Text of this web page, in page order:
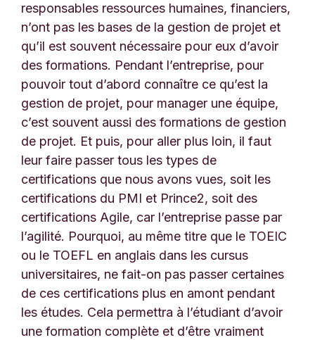
responsables ressources humaines, financiers,
n’ont pas les bases de la gestion de projet et
qu’il est souvent nécessaire pour eux d’avoir
des formations. Pendant l’entreprise, pour
pouvoir tout d’abord connaître ce qu’est la
gestion de projet, pour manager une équipe,
c’est souvent aussi des formations de gestion
de projet. Et puis, pour aller plus loin, il faut
leur faire passer tous les types de
certifications que nous avons vues, soit les
certifications du PMI et Prince2, soit des
certifications Agile, car l’entreprise passe par
l’agilité. Pourquoi, au même titre que le TOEIC
ou le TOEFL en anglais dans les cursus
universitaires, ne fait-on pas passer certaines
de ces certifications plus en amont pendant
les études. Cela permettra à l’étudiant d’avoir
une formation complète et d’être vraiment